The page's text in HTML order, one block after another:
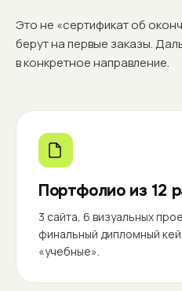
Это не «сертификат об
берут на первые заказы.
в конкретное направление.
Портфолио из 12
3 сайта, 6 визуальных
финальный дипломный
«учебные».